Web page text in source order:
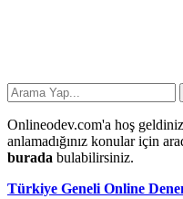
Onlineodev.com'a hoş
anlamadığınız konular için
burada bulabilirsiniz.
Türkiye Geneli Online